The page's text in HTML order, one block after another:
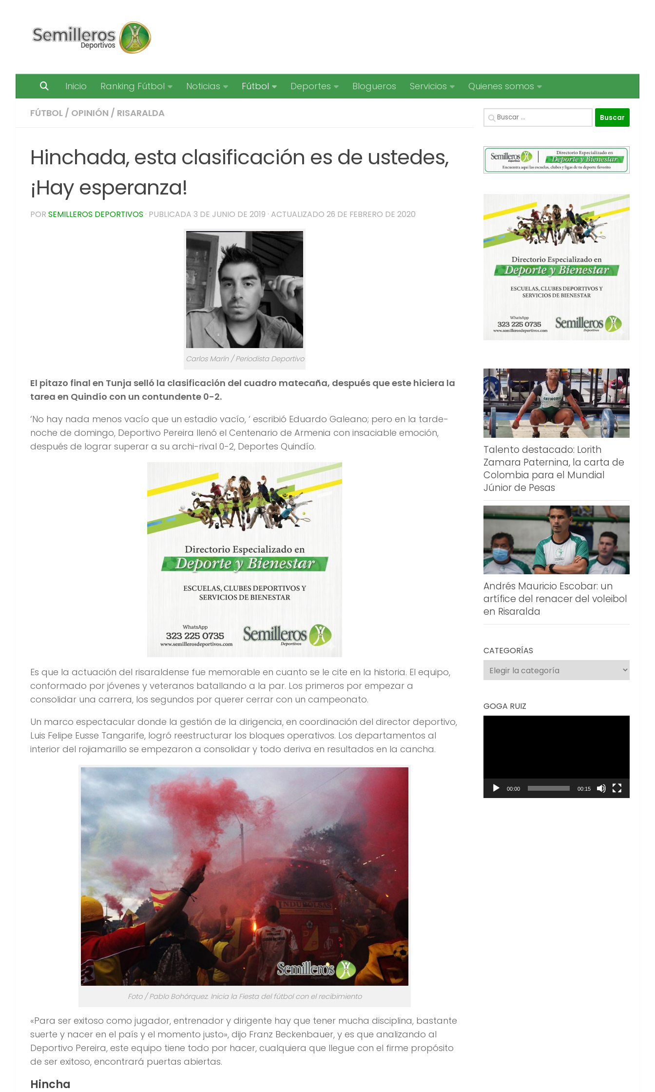
Inicio Ranking Fútbol Noticias Fútbol Deportes Blogueros Servicios Quienes somos
FÚTBOL / OPINIÓN / RISARALDA
Hinchada, esta clasificación es de ustedes,
¡Hay esperanza!
POR SEMILLEROS DEPORTIVOS · PUBLICADA 3 DE JUNIO DE 2019 · ACTUALIZADO 26 DE FEBRERO DE 2020
Carlos Marín / Periodista Deportivo
El pitazo final en Tunja selló la clasificación del cuadro matecaña, después que este hiciera la
tarea en Quindío con un contundente 0-2.
‘No hay nada menos vacío que un estadio vacío, ‘ escribió Eduardo Galeano; pero en la tarde-
noche de domingo, Deportivo Pereira llenó el Centenario de Armenia con insaciable emoción,
después de lograr superar a su archi-rival 0-2, Deportes Quindío.
Es que la actuación del risaraldense fue memorable en cuanto se le cite en la historia. El equipo,
conformado por jóvenes y veteranos batallando a la par. Los primeros por empezar a
consolidar una carrera, los segundos por querer cerrar con un campeonato.
Un marco espectacular donde la gestión de la dirigencia, en coordinación del director deportivo,
Luis Felipe Eusse Tangarife, logró reestructurar los bloques operativos. Los departamentos al
interior del rojiamarillo se empezaron a consolidar y todo deriva en resultados en la cancha.
Foto / Pablo Bohórquez. Inicia la Fiesta del fútbol con el recibimiento
«Para ser exitoso como jugador, entrenador y dirigente hay que tener mucha disciplina, bastante
suerte y nacer en el país y el momento justo», dijo Franz Beckenbauer, y es que analizando al
Deportivo Pereira, este equipo tiene todo por hacer, cualquiera que llegue con el firme propósito
de ser exitoso, encontrará puertas abiertas.
Hincha
Buscar:
Talento destacado: Lorith
Zamara Paternina, la carta de
Colombia para el Mundial
Júnior de Pesas
Andrés Mauricio Escobar: un
artífice del renacer del voleibol
en Risaralda
CATEGORÍAS
Categorías
GOGA RUIZ
00:00 00:15